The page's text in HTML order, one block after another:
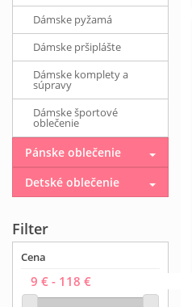
Dámske pyžamá
Dámske pršiplášte
Dámske komplety a
súpravy
Dámske športové
oblečenie
Pánske oblečenie
Detské oblečenie
Filter
Cena